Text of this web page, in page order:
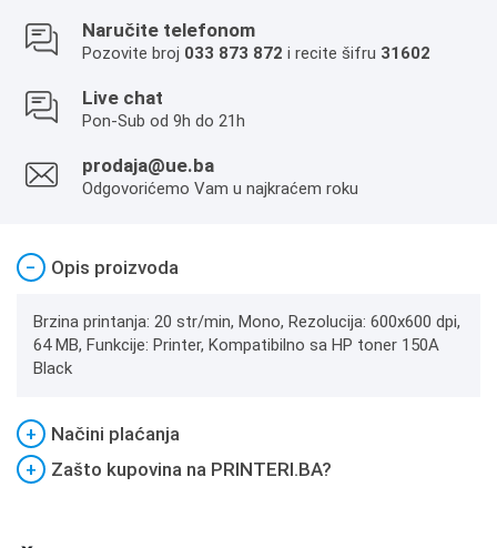
Naručite telefonom
Pozovite broj 033 873 872 i recite šifru 31602
Live chat
Pon-Sub od 9h do 21h
prodaja@ue.ba
Odgovorićemo Vam u najkraćem roku
− Opis proizvoda
Brzina printanja: 20 str/min, Mono, Rezolucija: 600x600 dpi,
64 MB, Funkcije: Printer, Kompatibilno sa HP toner 150A
Black
+
Načini plaćanja
+
Zašto kupovina na PRINTERI.BA?